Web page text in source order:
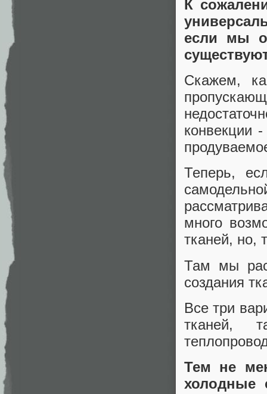
К
если мы
Скажем,
конвекции
Теперь,
много
тканей, но,
Там мы
создания
Все три
тканей,
Тем не
холодные